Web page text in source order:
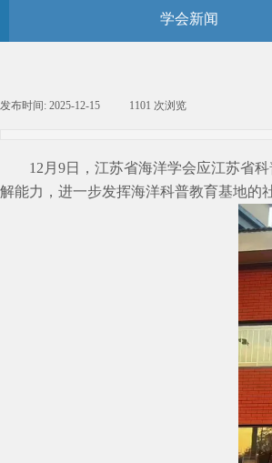
学会新闻
发布时间: 2025-12-15 1101 次浏览
12月9日，江苏省海洋学会应江苏省
解能力，进一步发挥海洋科普教育基地的